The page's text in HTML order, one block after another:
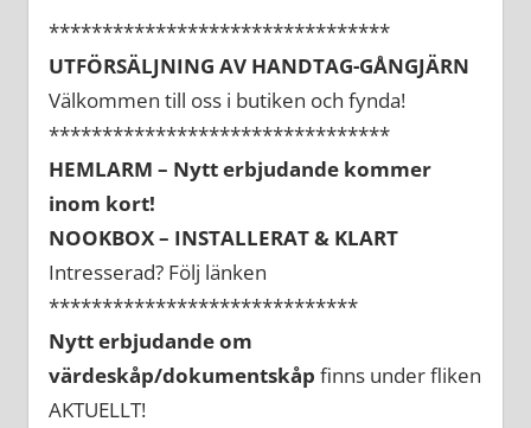
********************************
UTFÖRSÄLJNING AV HANDTAG-GÅNGJÄRN
Välkommen till oss i butiken och fynda!
********************************
HEMLARM – Nytt erbjudande kommer
inom kort!
NOOKBOX – INSTALLERAT & KLART
Intresserad? Följ länken
*****************************
Nytt erbjudande om
värdeskåp/dokumentskåp finns under fliken
AKTUELLT!